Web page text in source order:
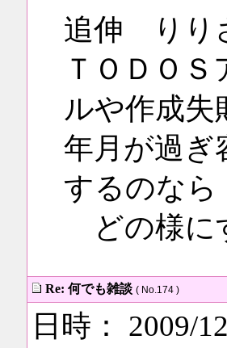
追伸 りり
ＴＯＤＯ
ルや作成失
年月が過ぎ
するのな
どの様に
Re: 何でも雑談 ( No.174 )
日時： 2009/